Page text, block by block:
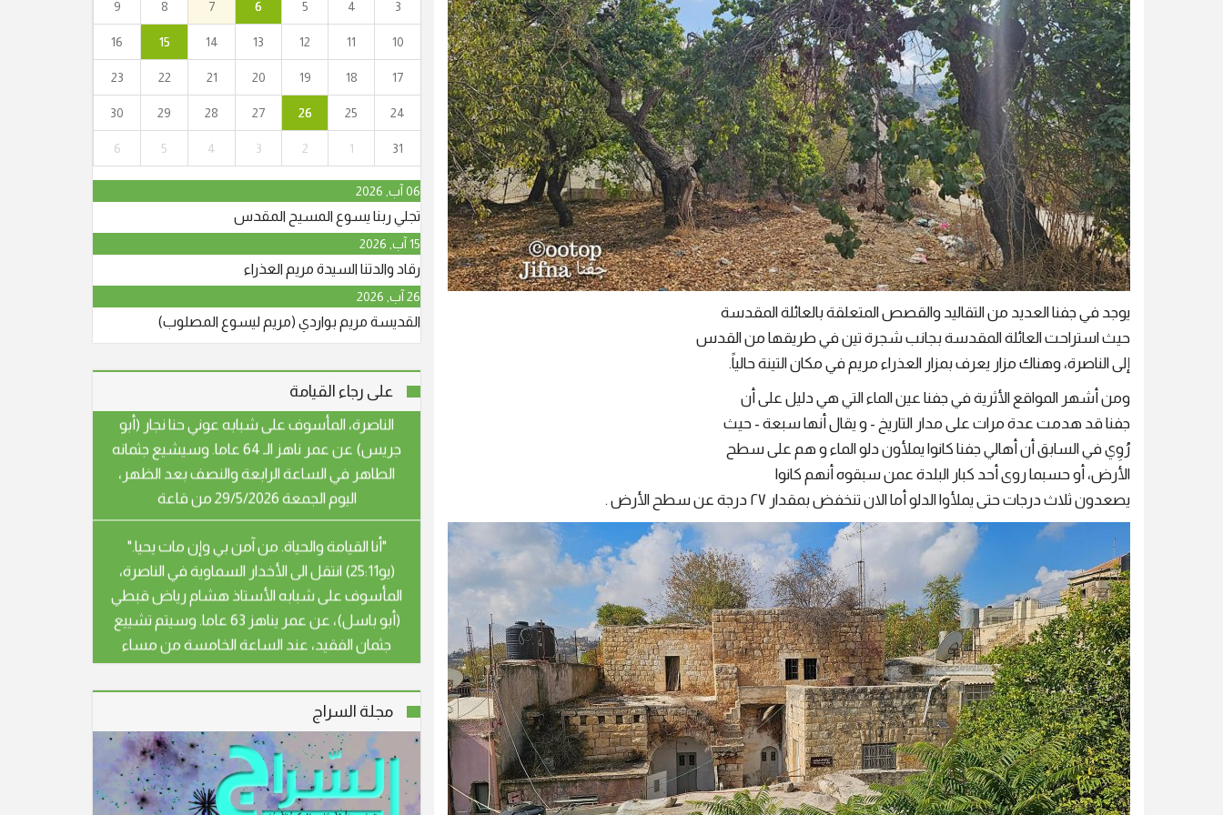
يوجد في جفنا العديد من التقاليد والقصص المتعلقة بالعائلة المقدسة
حيث استراحت العائلة المقدسة بجانب شجرة تين في طريقها من القدس
إلى الناصرة، وهناك مزار يعرف بمزار العذراء مريم في مكان التينة حالياً.
ومن أشهر المواقع الأثرية في جفنا عين الماء التي هي دليل على أن
جفنا قد هدمت عدة مرات على مدار التاريخ - و يقال أنها سبعة - حيث
رُوِي في السابق أن أهالي جفنا كانوا يملأون دلو الماء و هم على سطح
الأرض، أو حسبما روى أحد كبار البلدة عمن سبقوه أنهم كانوا
يصعدون ثلاث درجات حتى يملأوا الدلو أما الان تنخفض بمقدار ٢٧ درجة عن سطح الأرض .
3
4
5
6
7
8
9
10
11
12
13
14
15
16
17
18
19
20
21
22
23
24
25
26
27
28
29
30
31
1
2
3
4
5
6
06 آب, 2026
تجلي ربنا يسوع المسيح المقدس
15 آب, 2026
رقاد والدتنا السيدة مريم العذراء
26 آب, 2026
القديسة مريم بواردي (مريم ليسوع المصلوب)
على رجاء القيامة
(يو25:11) انتقل إلى الأخدار السماوية في يافة
الناصرة، المأسوف على شبابه عوني حنا نجار (أبو
الطاهر في الساعة الرابعة والنصف بعد الظهر،
اليوم الجمعة 29/5/2026 من قاعة
"أنا القيامة والحياة. من آمن بي وإن مات يحيا."
(يو25:11) انتقل إلى الأخدار السماوية في يافة
الطاهر في الساعة الرابعة والنصف بعد الظهر،
اليوم الجمعة 29/5/2026 من قاعة
"أنا القيامة والحياة. من آمن بي وإن مات يحيا."
(يو25:11) انتقل الى الأخدار السماوية في الناصرة،
(أبو باسل)، عن عمر يناهز 63 عاما. وسيتم تشييع
جثمان الفقيد، عند الساعة الخامسة من مساء
اليوم الثلاثاء، من كنيسة الأقباط
"أنا القيامة والحياة. من آمن بي وإن مات يحيا."
الفقيد، يوم غد الثلاثاء الموافق 28.4.26 الساعة
الثالثة بعد الظهر، من قاعة بندكتو
مجلة السراج